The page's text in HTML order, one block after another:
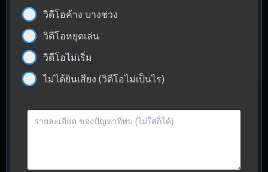
วิดีโอค้าง บางช่วง
วิดีโอหยุดเล่น
วิดีโอไม่เริ่ม
ไม่ได้ยินเสียง (วิดีโอไม่เป็นไร)